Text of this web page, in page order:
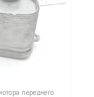
переднего